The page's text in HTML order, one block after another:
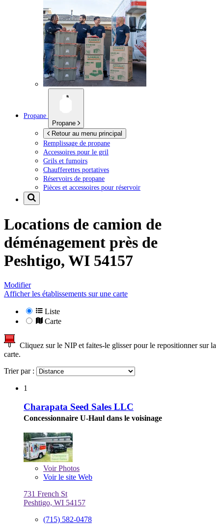
Propane
Propane
Retour au menu principal
Remplissage de propane
Accessoires pour le gril
Grils et fumoirs
Chaufferettes portatives
Réservoirs de propane
Pièces et accessoires pour réservoir
Locations de camion de
déménagement près de
Peshtigo, WI 54157
Modifier
Afficher les établissements sur une carte
Liste
Carte
Cliquez sur le NIP et faites-le glisser pour le repositionner sur la
carte.
Trier par :
1
Charapata Seed Sales LLC
Concessionnaire U-Haul dans le voisinage
VoirPhotos
Voir le site Web
731 French St
Peshtigo, WI 54157
(715) 582-0478